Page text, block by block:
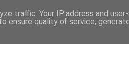
traffic. Your IP address and
ensure quality of service,